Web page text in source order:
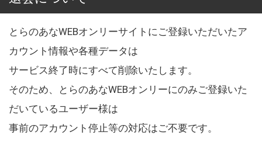
とらのあなWEBオンリーサイトにご登録いただいたア
カウント情報や各種データは
サービス終了時にすべて削除いたします。
そのため、とらのあなWEBオンリーにのみご登録いた
だいているユーザー様は
事前のアカウント停止等の対応はご不要です。